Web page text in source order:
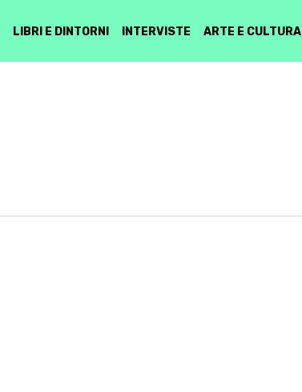
LIBRI E DINTORNI INTERVISTE ARTE E CULTURA